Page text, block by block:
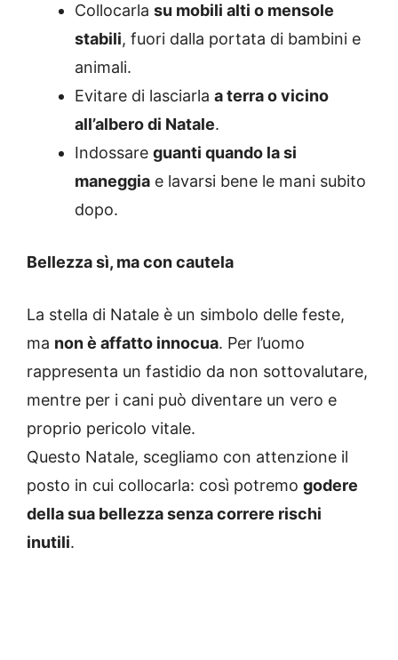
Collocarla su mobili alti o mensole
stabili, fuori dalla portata di bambini e
animali.
Evitare di lasciarla a terra o vicino
all’albero di Natale.
Indossare guanti quando la si
maneggia e lavarsi bene le mani subito
dopo.
Bellezza sì, ma con cautela
La stella di Natale è un simbolo delle feste,
ma non è affatto innocua. Per l’uomo
rappresenta un fastidio da non sottovalutare,
mentre per i cani può diventare un vero e
proprio pericolo vitale.
Questo Natale, scegliamo con attenzione il
posto in cui collocarla: così potremo godere
della sua bellezza senza correre rischi
inutili.